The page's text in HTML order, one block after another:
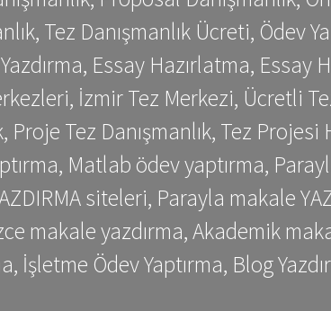
Tez Danışmanlık Ücreti, Ödev
Yazdırma, Essay Hazırlatma, Essay
İzmir Tez Merkezi, Ücretli
Proje Tez Danışmanlık, Tez
Matlab ödev yaptırma,
siteleri, Parayla makale
makale yazdırma, Akademik
İşletme Ödev Yaptırma, Blog